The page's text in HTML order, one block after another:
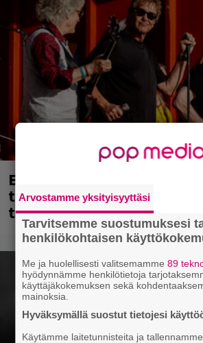
Eppu Normaalin viimeinen
tänään – katso
täältä
Arvostamme yksityisyyttäsi
Tarvitsemme suostumuksesi
henkilökohtaisen
Me ja huolellisesti valitsemamme89
hyödynnämme henkilötietoja
käyttäjäkokemuksen sekä
mainoksia.
Hyväksymällä suostut tietojesi
Käytämme laitetunnisteita ja